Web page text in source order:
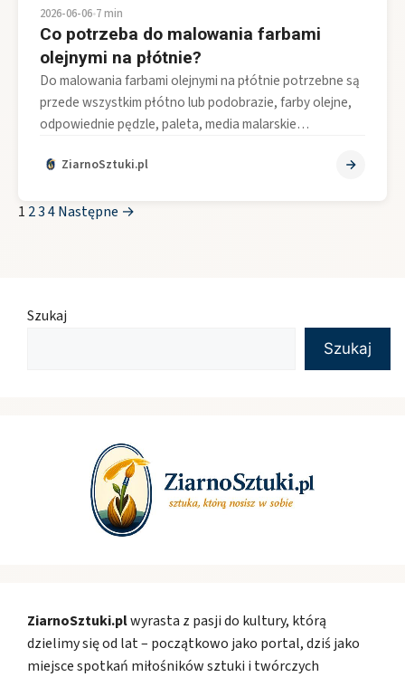
2026-06-06•7 min
Co potrzeba do malowania farbami
olejnymi na płótnie?
Do malowania farbami olejnymi na płótnie potrzebne są
przede wszystkim płótno lub podobrazie, farby olejne,
odpowiednie pędzle, paleta, media malarskie…
ZiarnoSztuki.pl
1 234Następne →
Szukaj
Szukaj
ZiarnoSztuki.plwyrasta z pasji do kultury, którą
dzielimy się od lat – początkowo jako portal, dziś jako
miejsce spotkań miłośników sztuki i twórczych